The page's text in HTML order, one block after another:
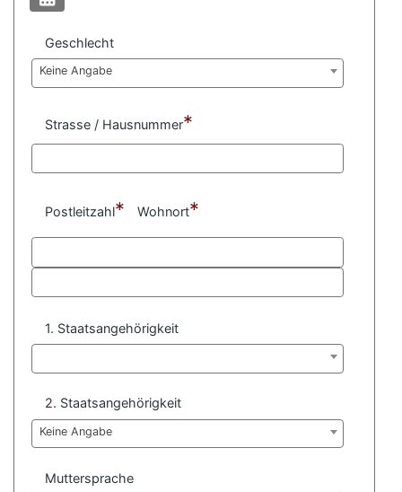
Geschlecht
Keine Angabe
Strasse / Hausnummer*
Postleitzahl* Wohnort*
1. Staatsangehörigkeit
2. Staatsangehörigkeit
Keine Angabe
Muttersprache